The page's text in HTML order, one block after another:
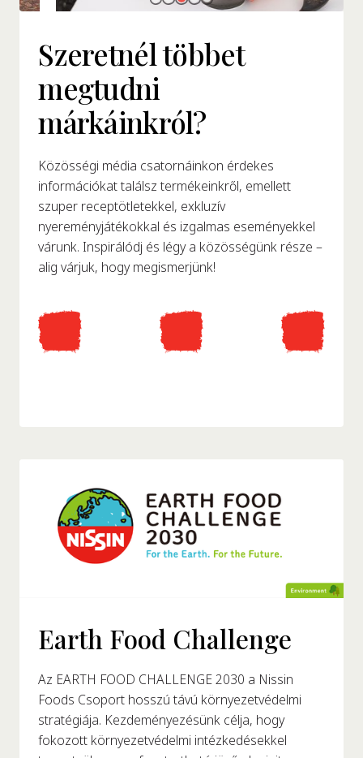
Szeretnél többet
megtudni
márkáinkról?
Közösségi média csatornáinkon érdekes
információkat találsz termékeinkről, emellett
szuper receptötletekkel, exkluzív
nyereményjátékokkal és izgalmas eseményekkel
várunk. Inspirálódj és légy a közösségünk része –
alig várjuk, hogy megismerjünk!
Earth Food Challenge
Az EARTH FOOD CHALLENGE 2030 a Nissin
Foods Csoport hosszú távú környezetvédelmi
stratégiája. Kezdeményezésünk célja, hogy
fokozott környezetvédelmi intézkedésekkel